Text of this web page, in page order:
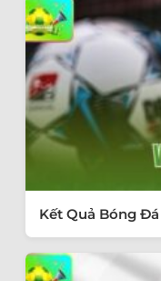
Kết Quả Bóng